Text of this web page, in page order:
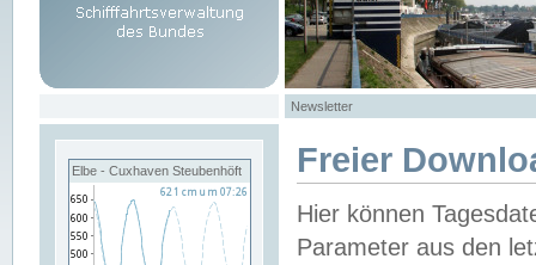
Newsletter
Elbe - Cuxhaven Steubenhöft Freier
Hier können
Parameter aus den